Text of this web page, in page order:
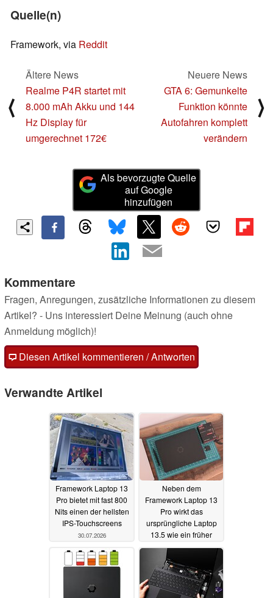
Quelle(n)
Framework, via Reddit
⟨
Ältere News
Realme P4R startet mit
8.000 mAh Akku und 144
Hz Display für
umgerechnet 172€
Neuere News
GTA 6: Gemunkelte
Funktion könnte
Autofahren komplett
verändern
⟩
Als bevorzugte Quelle
auf Google
hinzufügen
Kommentare
Fragen, Anregungen, zusätzliche Informationen zu diesem
Artikel? - Uns interessiert Deine Meinung (auch ohne
Anmeldung möglich)!
Diesen Artikel kommentieren / Antworten
Verwandte Artikel
Framework Laptop 13
Pro bietet mit fast 800
Nits einen der hellsten
IPS-Touchscreens
30.07.2026
Neben dem
Framework Laptop 13
Pro wirkt das
ursprüngliche Laptop
13.5 wie ein früher
Prototyp29.07.2026